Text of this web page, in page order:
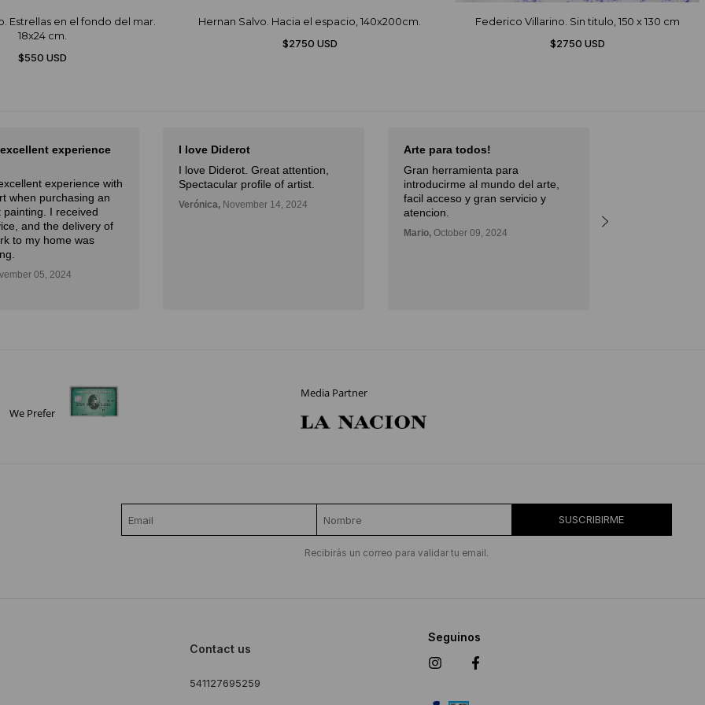
Estrellas en el fondo del mar.
18x24 cm.
$550 USD
Hernan Salvo. Hacia el espacio, 140x200cm.
$2750 USD
Federico Villarino. Sin titulo, 150 x 130 cm
$2750 USD
experience
experience with
when purchasing an
painting. I received
and the delivery of
to my home was
05, 2024
I love Diderot
I love Diderot. Great attention,
Spectacular profile of artist.
Verónica, November 14, 2024
Arte para todos!
Gran herramienta para
introducirme al mundo del arte,
facil acceso y gran servicio y
atencion.
Mario, October 09, 2024
We Prefer
Media Partner
SUSCRIBIRME
Recibirás un correo para validar tu email.
Contact us
541127695259
Seguinos